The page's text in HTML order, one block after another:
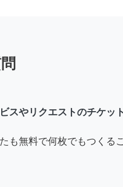
スやリクエストのチケッ
も無料で何枚でもつくる